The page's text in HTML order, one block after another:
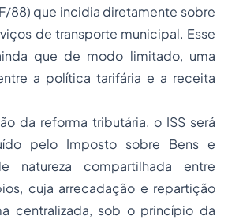
88) que incidia diretamente sobre
de transporte municipal. Esse
que de modo limitado, uma
a política tarifária e a receita
da reforma tributária, o ISS será
pelo Imposto sobre Bens e
natureza compartilhada entre
cuja arrecadação e repartição
centralizada, sob o princípio da